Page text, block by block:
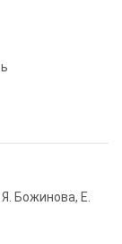
Божинова, Е.